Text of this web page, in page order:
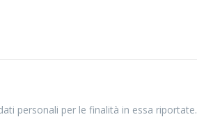
personali per le finalità in essa riportate.